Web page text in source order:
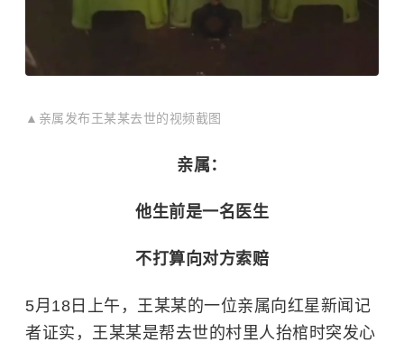
▲亲属发布王某某去世的视频截图
亲属：
他生前是一名医生
不打算向对方索赔
5月18日上午，王某某的一位亲属向红星新闻记
者证实，王某某是帮去世的村里人抬棺时突发心